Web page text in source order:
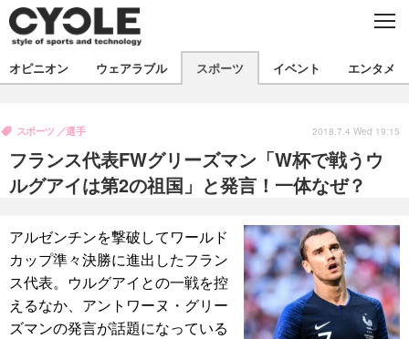
C
E
製品/用品
衣類
飲食
バックナンバー
コラム
インプレ
ボイス
デバイス
ビジネス
国内
スポーツ
選手
写真
動画
試乗会
スポーツ
ツアー
文化
エンタメ
芸能
出版／映画
話題
ファッション
ライフ
社会
政治
オピニオン ウェアラブル スポーツ イベント エンタメ
フランス代表FWグリーズマン「W杯で戦うウ
ルグアイは第2の祖国」と発言！一体なぜ？
スポーツ 選手 2018.7.4 Wed 19:15
アルゼンチンを撃破してワールド
カップ準々決勝に進出したフラン
ス代表。ウルグアイとの一戦を控
えるなか、アントワーヌ・グリー
ズマンの発言が話題になっている